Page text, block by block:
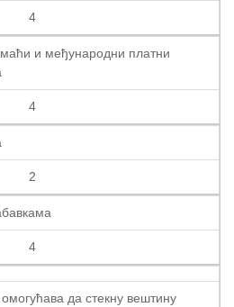
4
и међународни платни
4
2
4
да стекну вештину